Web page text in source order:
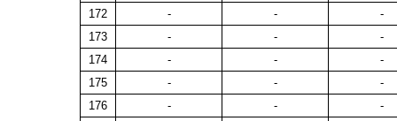
172
- -
-
173
- -
-
174
- -
-
175
- -
-
176
- -
-